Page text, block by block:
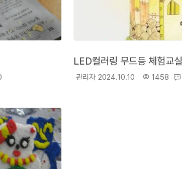
LED컬러링 무드등 체험교실
관리자 2024.10.10 1458